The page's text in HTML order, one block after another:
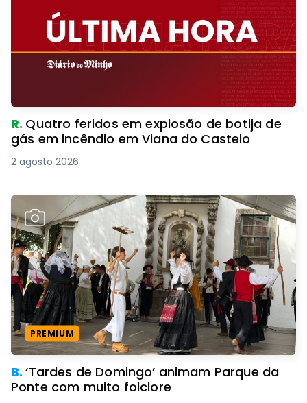
R. Quatro feridos em explosão de botija de
gás em incêndio em Viana do Castelo
2 agosto 2026
PREMIUM
B.‘Tardes de Domingo’ animam Parque da
Ponte com muito folclore